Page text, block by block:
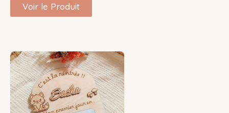
Voir le Produit